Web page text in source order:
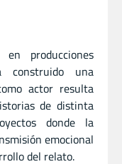
producciones
construido una
actor resulta
de distinta
donde la
emocional
del relato.